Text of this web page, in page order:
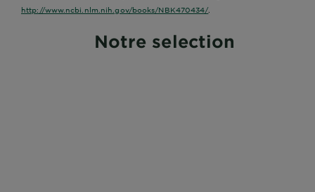
http://www.ncbi.nlm.nih.gov/books/NBK470434/.
Notre selection